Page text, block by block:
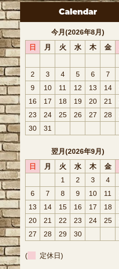
Calendar
今月(2026年8月)
日
月 火 水 木 金
2
3 4 5 6 7
9
10 11 12 13 14
16
17 18 19 20 21
23
24 25 26 27 28
30
31
翌月(2026年9月)
日
月 火 水 木 金
1
2 3 4
6
7 8 9 10 11
13
14 15 16 17 18
20
21 22 23 24 25
27
28 29 30
( 定休日)